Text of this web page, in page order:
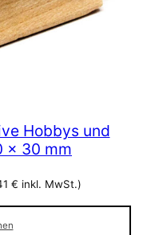
Hobbys und
x 30 mm
€ inkl. MwSt.)